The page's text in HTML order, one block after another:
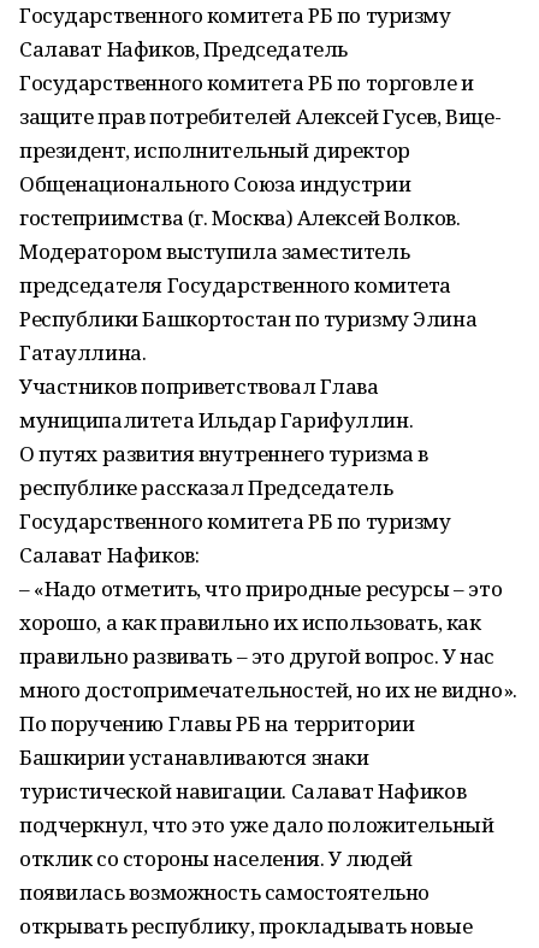
Государственного комитета РБ по туризму
Салават Нафиков, Председатель
Государственного комитета РБ по торговле и
защите прав потребителей Алексей Гусев, Вице-
президент, исполнительный директор
Общенационального Союза индустрии
гостеприимства (г. Москва) Алексей Волков.
Модератором выступила заместитель
председателя Государственного комитета
Республики Башкортостан по туризму Элина
Гатауллина.
Участников поприветствовал Глава
муниципалитета Ильдар Гарифуллин.
О путях развития внутреннего туризма в
республике рассказал Председатель
Государственного комитета РБ по туризму
Салават Нафиков:
– «Надо отметить, что природные ресурсы – это
хорошо, а как правильно их использовать, как
правильно развивать – это другой вопрос. У нас
много достопримечательностей, но их не видно».
По поручению Главы РБ на территории
Башкирии устанавливаются знаки
туристической навигации. Салават Нафиков
подчеркнул, что это уже дало положительный
отклик со стороны населения. У людей
появилась возможность самостоятельно
открывать республику, прокладывать новые